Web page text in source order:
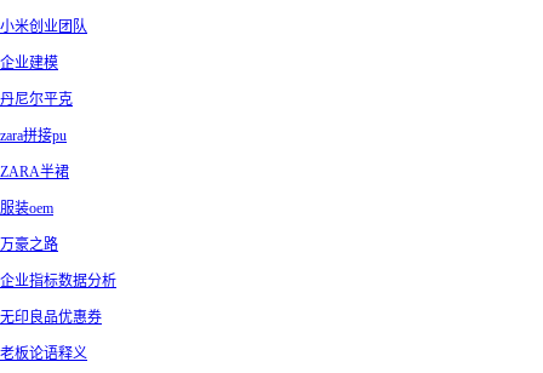
小米创业团队
企业建模
丹尼尔平克
zara拼接pu
ZARA半裙
服装oem
万豪之路
企业指标数据分析
无印良品优惠券
老板论语释义